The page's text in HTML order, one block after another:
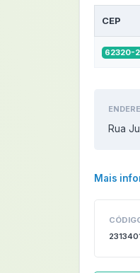
CEP
62320-
Rua
Mais